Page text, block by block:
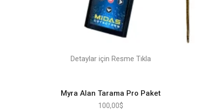
Detaylar için Resme Tıkla
Myra Alan Tarama Pro Paket
100,00$